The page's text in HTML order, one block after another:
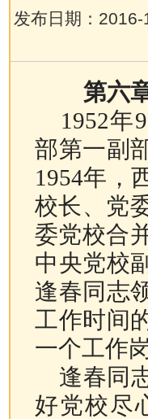
发布日期： 2016-
第六
1952年9
部第一副
1954年，
校长、党
委党校合
中央党校
逢春同志
工作时间
一个工作
逢春同
好党校尽